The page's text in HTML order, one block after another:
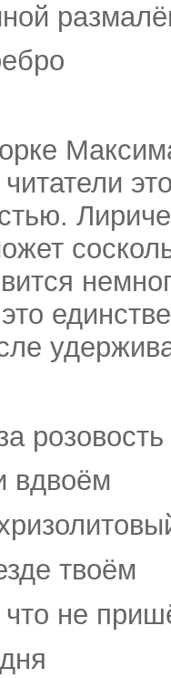
вдвоём
твоём
что не